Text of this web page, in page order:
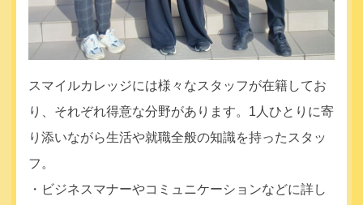
スマイルカレッジには様々なスタッフが在籍してお
り、それぞれ得意な分野があります。1人ひとりに寄
り添いながら生活や就職全般の知識を持ったスタッ
フ。
・ビジネスマナーやコミュニケーションなどに詳し